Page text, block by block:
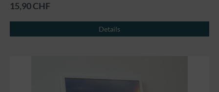
15,90 CHF
Details